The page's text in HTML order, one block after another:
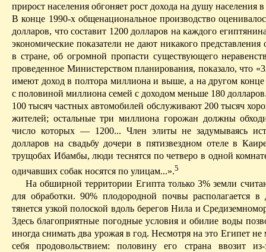
прирост населения обгоняет рост дохода на душу населения в
В конце 1990-х общенациональное производство
долларов, что составит 1200 долларов на каждого
экономические показатели не дают никакого
в стране, об огромной пропасти существующего
проведенное Министерством планирования, показало, что
имеют доход в полтора миллиона и выше, а на другом
с половиной миллиона семей с доходом меньше 180
100 тысяч частных автомобилей обслуживают 200 тысяч
жителей; остальные три миллиона горожан должны
число которых — 1200... Член элитыне задумываясь
долларов на свадьбу дочери в пятизвездномотеле в
трущобах Ибамбы, люди теснятся по четверо в одной
одичавших собак носятся по улицам...».5
На обширной территории Египта только 3% земли
для обработки. 90% плодородной почвы располагается в
тянется узкой полоской вдоль берегов Нила и
Здесь благоприятные погодные условия и обилие воды
иногда снимать два урожая в год. Несмотря на это Египет не
себя продовольствием: половину его страна ввозит